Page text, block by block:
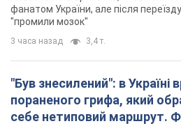
українців
фанатом України, але після
"промили мозок"
3 часа назад 3,4 т.
"Був знесилений": в Україні
пораненого грифа, який
себе нетиповий маршрут.